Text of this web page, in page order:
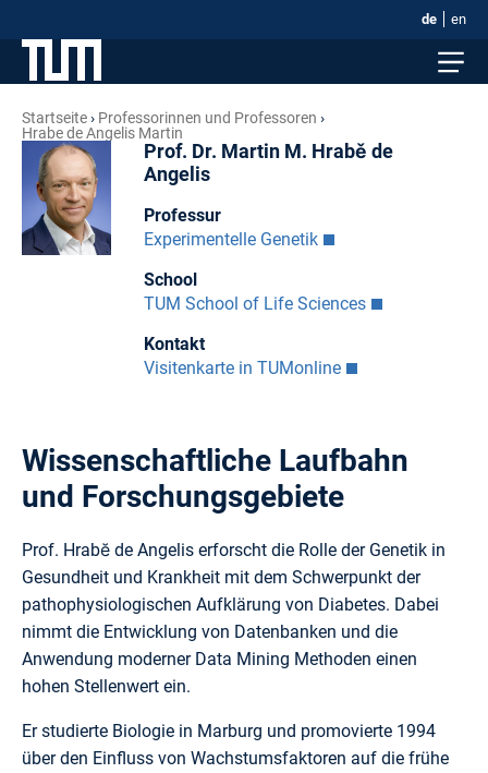
de en
Startseite
Professorinnen und Professoren
Hrabe de Angelis Martin
Prof. Dr. Martin M. Hrabě de
Angelis
Professur
Experimentelle Genetik
School
TUM School of Life Sciences
Kontakt
Visitenkarte in TUMonline
Wissenschaftliche Laufbahn
und Forschungsgebiete
Prof. Hrabĕ de Angelis erforscht die Rolle der Genetik in
Gesundheit und Krankheit mit dem Schwerpunkt der
pathophysiologischen Aufklärung von Diabetes. Dabei
nimmt die Entwicklung von Datenbanken und die
Anwendung moderner Data Mining Methoden einen
hohen Stellenwert ein.
Er studierte Biologie in Marburg und promovierte 1994
über den Einfluss von Wachstumsfaktoren auf die frühe